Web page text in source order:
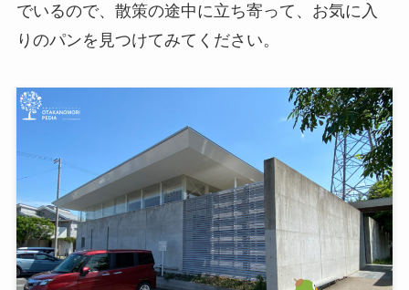
でいるので、散策の途中に立ち寄って、お気に入
りのパンを見つけてみてください。